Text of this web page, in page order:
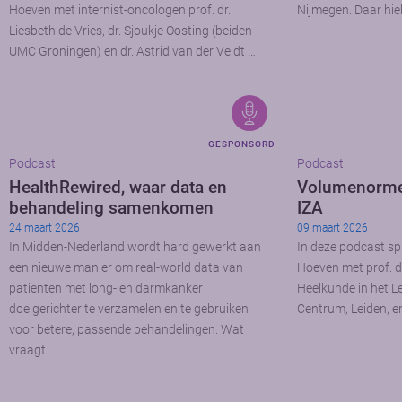
Hoeven met internist-oncologen prof. dr.
Liesbeth de Vries, dr. Sjoukje Oosting (beiden
UMC Groningen) en dr. Astrid van der Veldt …
Nijmegen. Daar
GESPONSORD
Podcast
HealthRewired, waar data en
behandeling samenkomen
24 maart 2026
In Midden-Nederland wordt hard gewerkt aan
een nieuwe manier om real-world data van
patiënten met long- en darmkanker
doelgerichter te verzamelen en te gebruiken
voor betere, passende behandelingen. Wat
vraagt …
Podcast
IZA
09 maart 2026
In deze podcast
Hoeven met prof.
Heelkunde in het
Centrum, Leiden,